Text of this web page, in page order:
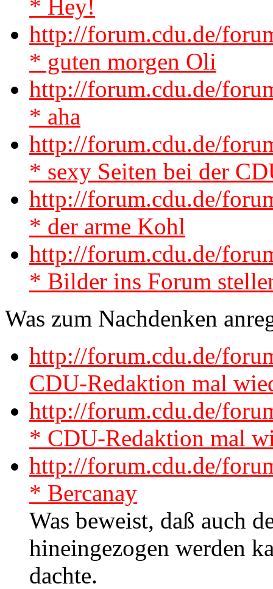
* Hey!
http://forum.cdu.de/
* guten morgen Oli
http://forum.cdu.de/
* aha
http://forum.cdu.de/
* sexy Seiten bei der
http://forum.cdu.de/
* der arme Kohl
http://forum.cdu.de/
* Bilder ins Forum
Was zum Nachdenken
http://forum.cdu.de/
CDU-Redaktion mal
http://forum.cdu.de/
* CDU-Redaktion mal
http://forum.cdu.de/
* Bercanay
Was beweist, daß auch
hineingezogen werden
dachte.